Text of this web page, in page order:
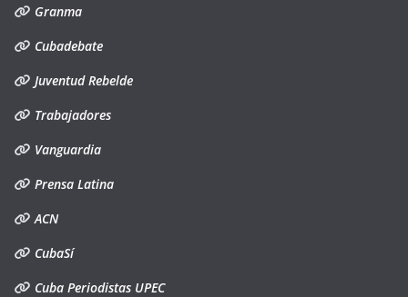
Granma
Cubadebate
Juventud Rebelde
Trabajadores
Vanguardia
Prensa Latina
ACN
CubaSí
Cuba Periodistas UPEC